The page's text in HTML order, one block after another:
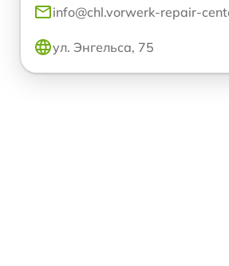
info@chl.vorwerk-repair-
ул. Энгельса, 75